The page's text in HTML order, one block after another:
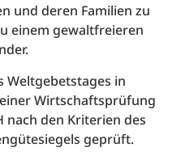
und deren Familien zu
einem gewaltfreieren
Weltgebetstages in
Wirtschaftsprüfung
nach den Kriterien des
geprüft.